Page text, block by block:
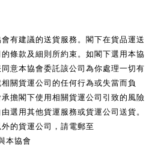
有建議的送貨服務。閣下在貨品運送
條款及細則所約束。如閣下選用本協
意本協會委託該公司為你處理一切有
關貨運公司的任何行為或失當而負
擔閣下使用相關貨運公司引致的風險
選用其他貨運服務或貨運公司送貨。
的貨運公司，請電郵至
本協會